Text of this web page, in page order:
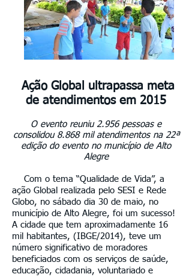
Ação Global ultrapassa meta
de atendimentos em 2015
O evento reuniu 2.956 pessoas e
consolidou 8.868 mil atendimentos na 22ª
edição do evento no município de Alto
Alegre
Com o tema “Qualidade de Vida”, a
ação Global realizada pelo SESI e Rede
Globo, no sábado dia 30 de maio, no
município de Alto Alegre, foi um sucesso!
A cidade que tem aproximadamente 16
mil habitantes, (IBGE/2014), teve um
número significativo de moradores
beneficiados com os serviços de saúde,
educação, cidadania, voluntariado e